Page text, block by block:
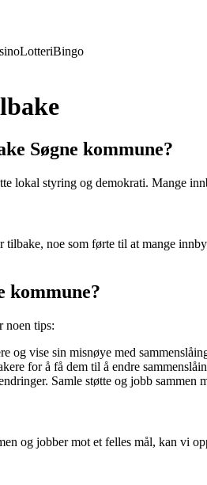
LotteriBingo
Søgne kommune?
lokal styring og demokrati. Mange
noe som førte til at mange
kommune?
noen tips:
og vise sin misnøye med
for å få dem til å endre
Samle støtte og jobb sammen
og jobber mot et felles mål, kan vi